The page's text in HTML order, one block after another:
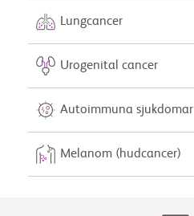
Lungcancer
Urogenital cancer
Autoimmuna sjukdomar
Melanom (hudcancer)